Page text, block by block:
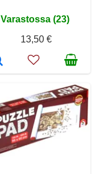
Varastossa (23)
13,50 €